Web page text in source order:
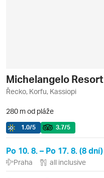
Michelangelo Resort
Řecko, Korfu, Kassiopi
280 m od pláže
1.0/5 3.7/5
Po 10. 8. – Po 17. 8. (8 dní)
Praha all inclusive